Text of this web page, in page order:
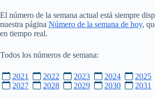
El número de la semana actual está siempre
nuestra página Número de la semana de hoy,
en tiempo real.
Todos los números de semana:
2021 2022 2023 2024 2025
2027
2028 2029 2030 2031